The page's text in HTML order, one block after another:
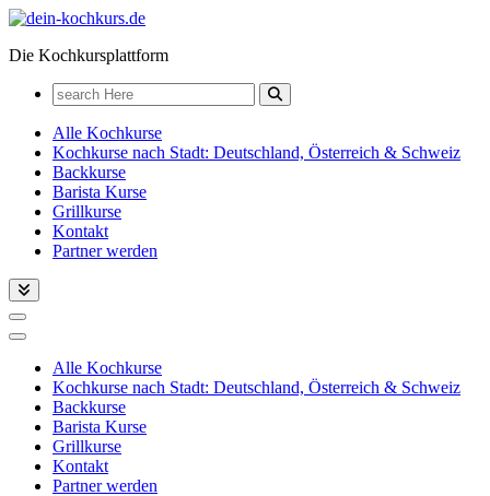
Zum
springen
Die Kochkursplattform
Search
for:
Alle Kochkurse
Kochkurse nach Stadt: Deutschland, Österreich & Schweiz
Backkurse
Barista Kurse
Grillkurse
Kontakt
Partner werden
Alle Kochkurse
Kochkurse nach Stadt: Deutschland, Österreich & Schweiz
Backkurse
Barista Kurse
Grillkurse
Kontakt
Partner werden